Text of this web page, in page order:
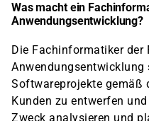
Was macht ein
Anwendungsentwicklung?
Die Fachinformatiker der
Softwareprojekte gemäß
Kunden zu entwerfen
Zweck analysieren und